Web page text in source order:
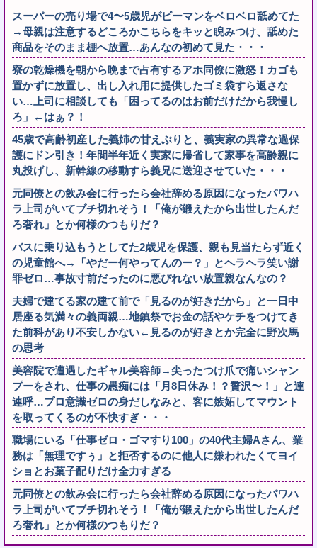
スーパーの売り場で4〜5歳児がピーマンをベロベロ舐めてた
→母親は注意するどころかこちらをキッと睨みつけ、舐めた
商品をそのまま棚へ放置…あんなの初めて見た・・・
寮の乾燥機を朝から晩まで占有するアホ同僚に激怒！カゴも
置かずに放置し、出し入れ用に提供したゴミ袋すら返さな
い…上司に相談しても「困ってるのはお前だけだから我慢し
ろ」←はぁ？！
45歳で高齢初産した義姉の甘えぶりと、義実家の異常な過保
護にドン引き！年間半年近く実家に帰省して家事を高齢親に
丸投げし、新幹線の移動すら義兄に送迎させていた・・・
元同僚との飲み会に行ったら会社辞める原因になったパワハ
ラ上司がいてブチ切れそう！「俺が鍛えたから出世したんだ
ろ奢れ」とか何様のつもりだ？
バスに乗り込もうとしてた2歳児を保護、親も見当たらず近く
の児童館へ→「やだー何やってんのー？」とヘラヘラ笑い謝
罪ゼロ…事故寸前だったのに悪びれない放置親なんなの？
夫婦で建てる家の建て前で「見るのが好きだから」と一日中
居座る気満々の義両親…地鎮祭でお金の話やケチをつけてき
た前科があり不安しかない←見るのが好きとか完全に野次馬
の思考
美容院で遭遇したギャル美容師→尖ったつけ爪で痛いシャン
プーをされ、仕事の愚痴には「月8日休み！？贅沢〜！」と連
連呼…プロ意識ゼロの身だしなみと、客に嫉妬してマウント
を取ってくるのが不快すぎ・・・
職場にいる「仕事ゼロ・ゴマすり100」の40代主婦Aさん、業
務は「無理ですぅ」と拒否するのに他人に嫌われたくてヨイ
ショとお菓子配りだけ全力すぎる
元同僚との飲み会に行ったら会社辞める原因になったパワハ
ラ上司がいてブチ切れそう！「俺が鍛えたから出世したんだ
ろ奢れ」とか何様のつもりだ？